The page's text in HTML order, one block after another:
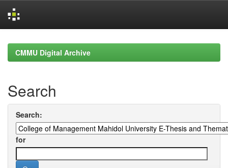
navigationCMMU Digital Archive
Search
Search:
for